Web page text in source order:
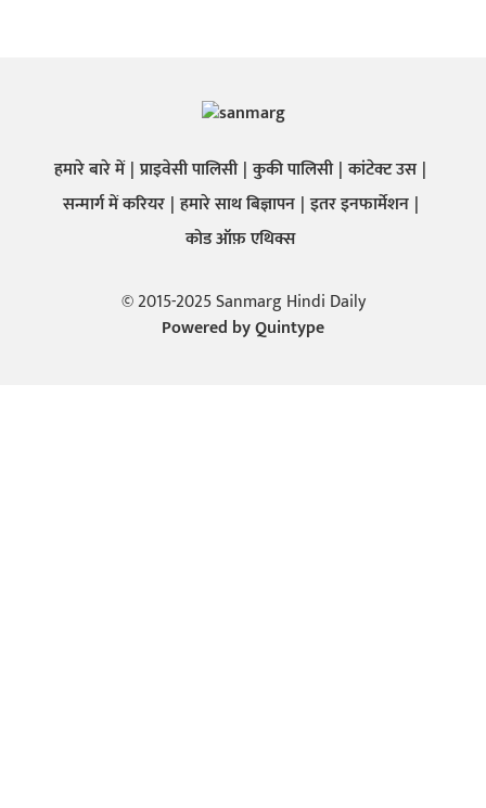
हमारे बारे में प्राइवेसी पालिसी कुकी पालिसी कांटेक्ट उस
सन्मार्ग में करियर हमारे साथ बिज्ञापन इतर इनफार्मेशन
कोड ऑफ़ एथिक्स
© 2015-2025 Sanmarg Hindi Daily
Powered byQuintype